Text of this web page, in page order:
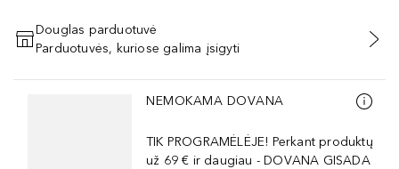
PRIDĖTI Į KREPŠELĮ
Douglas parduotuvė
Parduotuvės, kuriose galima įsigyti
Praleisti slankiklį
NEMOKAMA DOVANA
TIK PROGRAMĖLĖJE! Perkant produktų
už 69 € ir daugiau - DOVANA GISADA